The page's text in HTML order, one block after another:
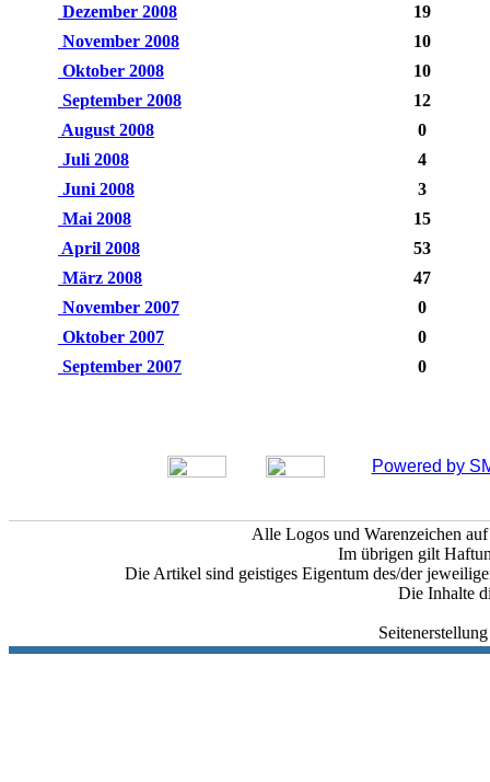
Dezember 2008
19
November 2008
10
Oktober 2008
10
September 2008
12
August 2008
0
Juli 2008
4
Juni 2008
3
Mai 2008
15
April 2008
53
März 2008
47
November 2007
0
Oktober 2007
0
September 2007
0
Powered by
Alle Logos und Warenzeichen
Im übrigen gilt
Die Artikel sind geistiges Eigentum des/der
Die Inhalte